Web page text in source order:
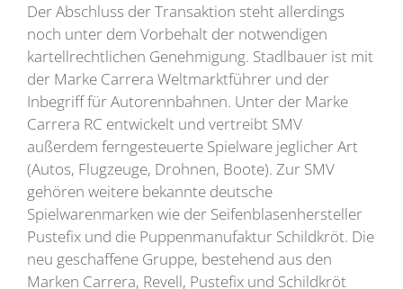
Der Abschluss der Transaktion steht allerdings
noch unter dem Vorbehalt der notwendigen
kartellrechtlichen Genehmigung. Stadlbauer ist mit
der Marke Carrera Weltmarktführer und der
Inbegriff für Autorennbahnen. Unter der Marke
Carrera RC entwickelt und vertreibt SMV
außerdem ferngesteuerte Spielware jeglicher Art
(Autos, Flugzeuge, Drohnen, Boote). Zur SMV
gehören weitere bekannte deutsche
Spielwarenmarken wie der Seifenblasenhersteller
Pustefix und die Puppenmanufaktur Schildkröt. Die
neu geschaffene Gruppe, bestehend aus den
Marken Carrera, Revell, Pustefix und Schildkröt